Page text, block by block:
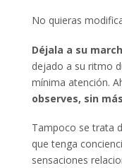
No quieras
Déjala a su
dejado a su ritmo
mínima atención.
observes, sin más
Tampoco se trata
que tenga
sensaciones